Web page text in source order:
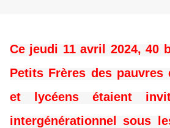
Ce jeudi 11 avril 2024, 40
Petits Frères des pauvres
et lycéens étaient
intergénérationnel sous